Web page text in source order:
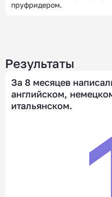
пруфридером.
Результаты
За 8 месяцев
английском,
итальянском.